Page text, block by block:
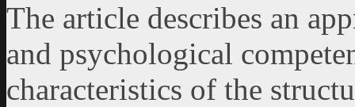
The article describes an
and psychological
characteristics of the